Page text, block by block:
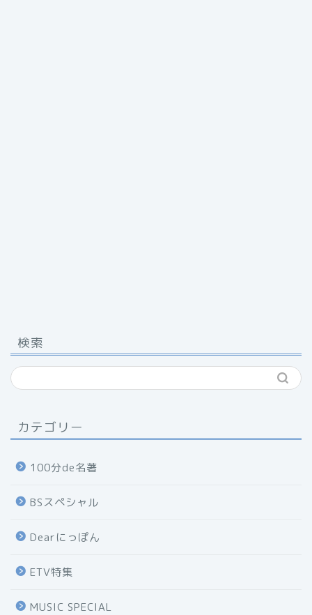
検索
カテゴリー
100分de名著
BSスペシャル
Dearにっぽん
ETV特集
MUSIC SPECIAL